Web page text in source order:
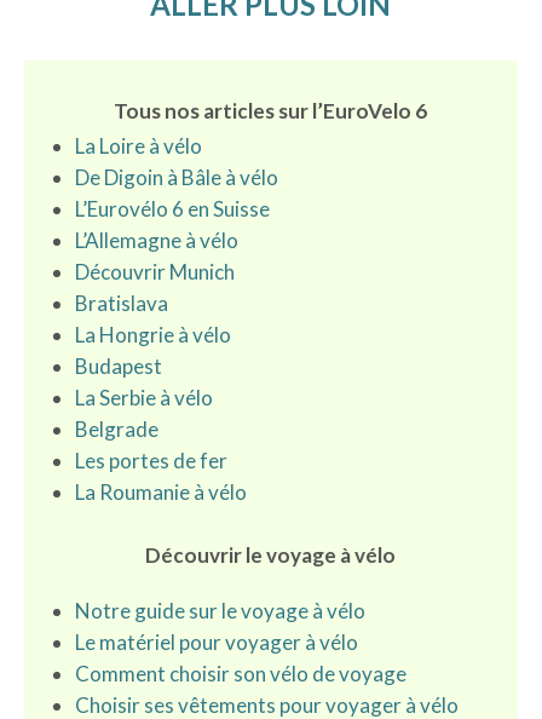
Tous nos articles sur l’EuroVelo 6
La Loire à vélo
De Digoin à Bâle à vélo
L’Eurovélo 6 en Suisse
L’Allemagne à vélo
Découvrir Munich
Bratislava
La Hongrie à vélo
Budapest
La Serbie à vélo
Belgrade
Les portes de fer
La Roumanie à vélo
Découvrir le voyage à vélo
Notre guide sur le voyage à vélo
Le matériel pour voyager à vélo
Comment choisir son vélo de voyage
Choisir ses vêtements pour voyager à vélo